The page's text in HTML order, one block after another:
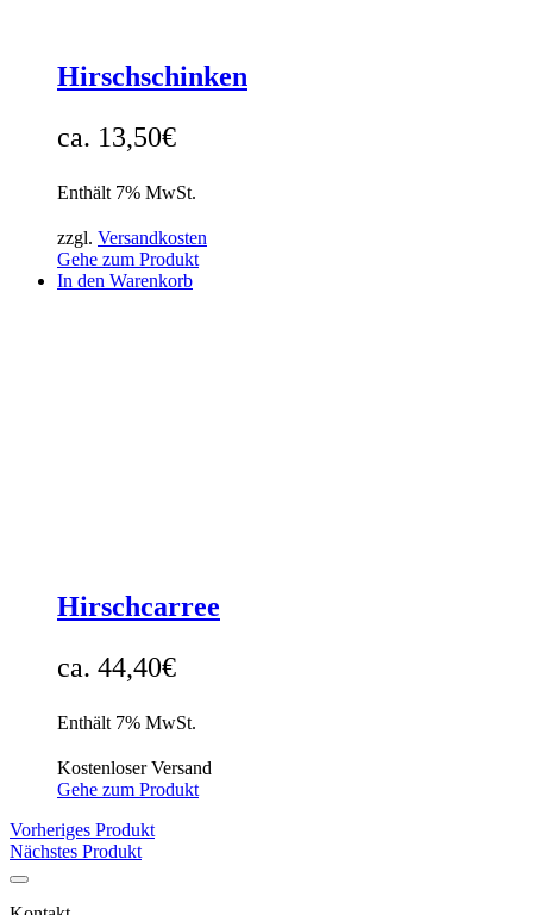
Hirschschinken
13,50€
Enthält 7% MwSt.
zzgl. Versandkosten
Gehe zum Produkt
In den Warenkorb
Hirschcarree
44,40€
Enthält 7% MwSt.
Kostenloser Versand
Gehe zum Produkt
Vorheriges Produkt
Nächstes Produkt